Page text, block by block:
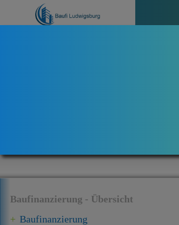
Baufinanzierung - Übersicht
Baufinanzierung